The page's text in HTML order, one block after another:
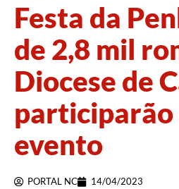
Festa da
de 2,8 mil
Diocese de
participarão
evento
PORTAL NC 14/04/2023